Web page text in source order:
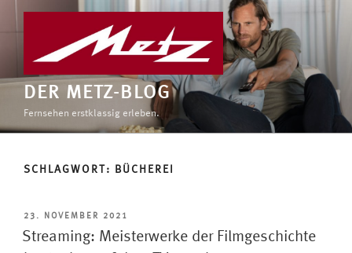
DER METZ-BLOG
Fernsehen erstklassig erleben.
SCHLAGWORT: BÜCHEREI
VERÖFFENTLICHT
AM
23. NOVEMBER 2021
Streaming: Meisterwerke der Filmgeschichte